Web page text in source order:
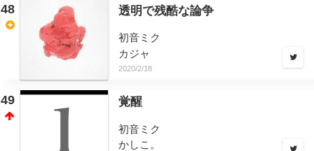
48 透明で残酷な論争
初音ミク
カジャ
2020/2/18
49 覚醒
初音ミク
かしこ。